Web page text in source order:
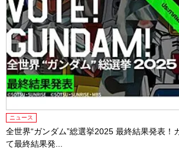
ニュース
全世界“ガンダム”総選挙2025 最終結果発表！
て最終結果発...